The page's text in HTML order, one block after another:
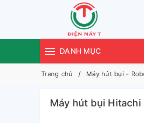
DANH MỤC
Trang chủ Máy hút bụi -
Máy hút bụi Hitachi